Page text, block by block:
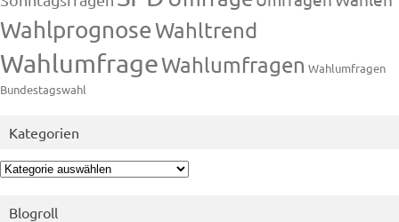
WahlprognoseWahltrend
WahlumfrageWahlumfragen Wahlumfragen
Bundestagswahl
Kategorien
Kategorien
Blogroll